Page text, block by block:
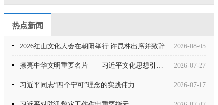
热点新闻
2026红山文化大会在朝阳举行 许昆林出席并致辞 2026-08-05
擦亮中华文明重要名片——习近平文化思想引领中国世界遗产申报保护工作壮阔实践 2026-07-27
习近平同志“四个宁可”理念的实践伟力 2026-07-17